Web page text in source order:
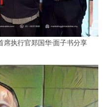
执行官郑国华·面子书分享